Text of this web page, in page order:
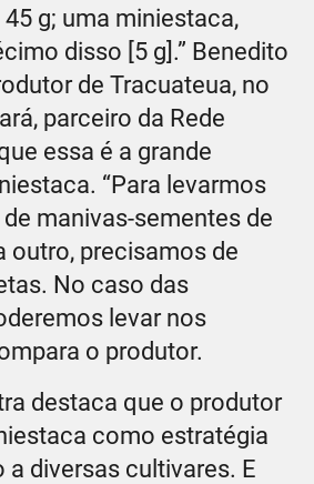
g; uma miniestaca,
disso [5 g].” Benedito
de Tracuateua, no
parceiro da Rede
essa é a grande
“Para levarmos
manivas-sementes de
outro, precisamos de
No caso das
levar nos
o produtor.
destaca que o produtor
como estratégia
a diversas cultivares. E